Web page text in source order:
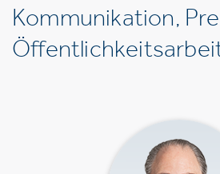
Kommunikation,